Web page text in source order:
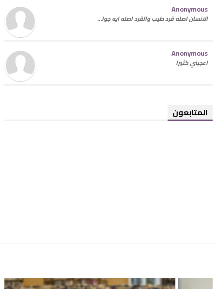
Anonymous
الانسان اصله قرد طيب والقرد اصله ايه جوا…
Anonymous
اعجبني كثيرا
المتابعون